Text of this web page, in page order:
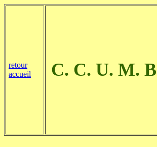
retour
accueil
C. C. U. M.